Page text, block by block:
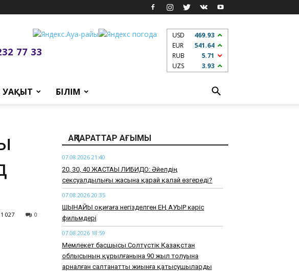
77 33
USD
469.93
EUR
541.64
RUB
5.71
UZS
3.93
УАҚЫТ БІЛІМ
0
1 027
АҚПАРАТТАР АҒЫМЫ
07.08.2026 21:40
​20, 30, 40 ЖАСТАҒЫ ЛИБИДО: Әйелдің
сексуалдылығы жасына қарай қалай өзгереді?
07.08.2026 20:35
​ШЫНАЙЫ оқиғаға негізделген ЕҢ АУЫР кәріс
фильмдері
07.08.2026 18:59
Мемлекет басшысы Солтүстік Қазақстан
облысының құрылғанына 90 жыл толуына
арналған салтанатты жиынға қатысушыларды